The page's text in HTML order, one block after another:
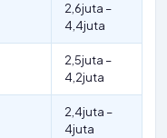
2,6juta –
4,4juta
2,5juta –
4,2juta
2,4juta –
4juta